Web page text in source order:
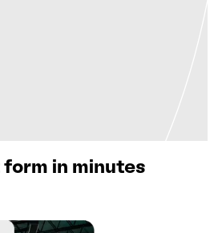
in minutes